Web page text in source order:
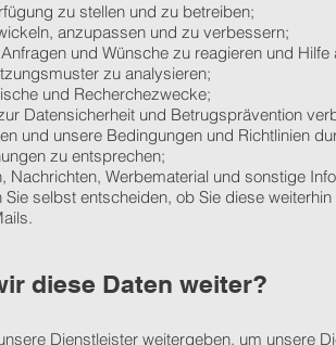
zu stellen und zu betreiben;
anzupassen und zu verbessern;
und Wünsche zu reagieren und Hilfe
zu analysieren;
und Recherchezwecke;
Datensicherheit und Betrugsprävention
und unsere Bedingungen und Richtlinien
zu entsprechen;
Nachrichten, Werbematerial und sonstige
selbst entscheiden, ob Sie diese
diese Daten weiter?
Dienstleister weitergeben, um unsere